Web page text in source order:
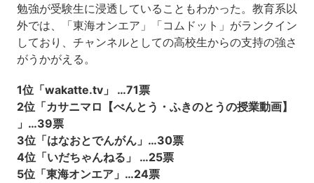
勉強が受験生に浸透していることもわかった。教育系以
外では、「東海オンエア」「コムドット」がランクイン
しており、チャンネルとしての高校生からの支持の強さ
がうかがえる。
1位「wakatte.tv」 …71票
2位「カサニマロ【べんとう・ふきのとうの授業動画】
」…39票
3位「はなおとでんがん」…30票
4位「いだちゃんねる」 …25票
5位「東海オンエア」…24票